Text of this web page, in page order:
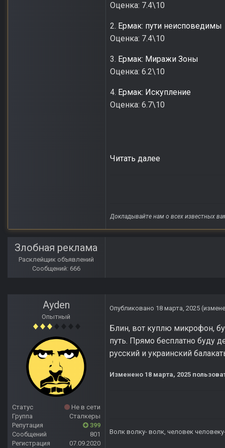
Оценка: 7.4\10
2. Ермак: пути неисповедимы
Оценка: 7.4\10
3. Ермак: Миражи Зоны
Оценка: 6.2\10
4. Ермак: Искупление
Оценка: 6.7\10
Читать далее
Докладывайте нам о всех известных
Злобная реклама
Расклейщик объявлений
Сообщений: 666
Ayden
Опытный
Статус
Не в сети
Группа
Сталкеры
Репутация
399
Сообщений
801
Регистрация
07.09.2020
Опубликовано 18 марта, 2025
Блин, вот куплю микрофон,
путь. Прямо бесплатно буду
русский и украинский
Изменено 18 марта, 2025
Волк волку- волк, человек